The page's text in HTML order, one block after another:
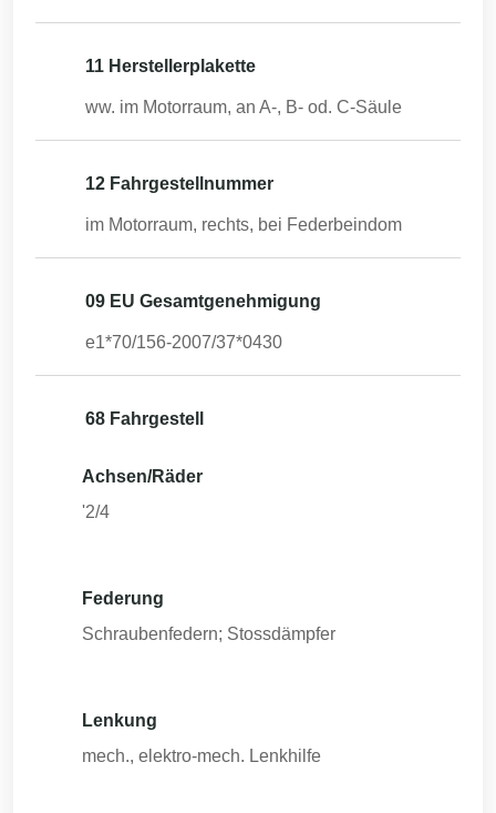
11 Herstellerplakette
ww. im Motorraum, an A-, B- od. C-Säule
12 Fahrgestellnummer
im Motorraum, rechts, bei Federbeindom
09 EU Gesamtgenehmigung
e1*70/156-2007/37*0430
68 Fahrgestell
Achsen/Räder
'2/4
Federung
Schraubenfedern; Stossdämpfer
Lenkung
mech., elektro-mech. Lenkhilfe